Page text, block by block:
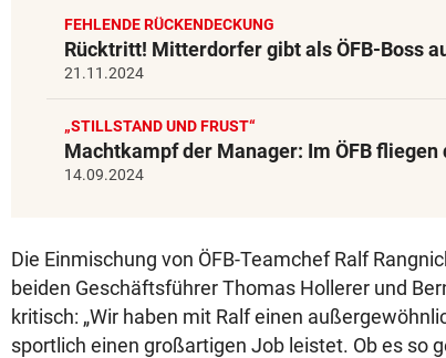
FEHLENDE RÜCKENDECKUNG
Rücktritt! Mitterdorfer gibt als ÖFB-Boss
21.11.2024
„STILLSTAND UND FRUST“
Machtkampf der Manager: Im ÖFB fliegen
14.09.2024
Die Einmischung von ÖFB-Teamchef Ralf
beiden Geschäftsführer Thomas Hollerer und
kritisch: „Wir haben mit Ralf einen
sportlich einen großartigen Job leistet. Ob es so